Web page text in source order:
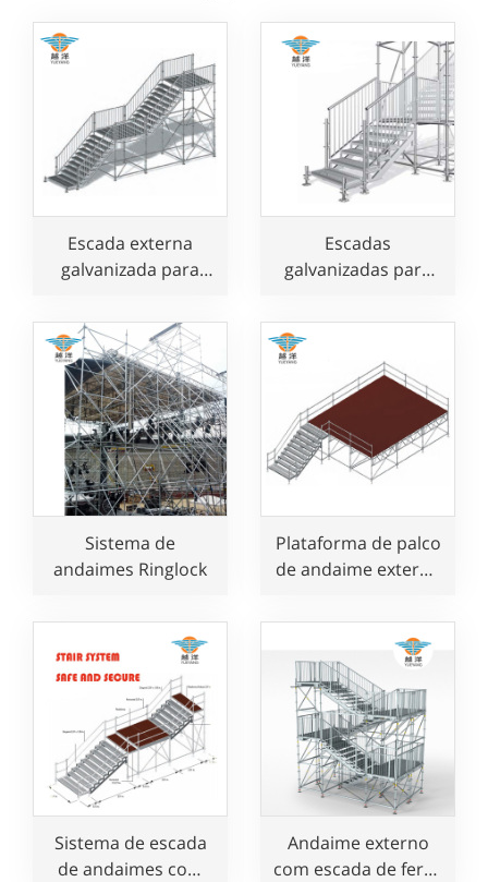
Escada externa
galvanizada para
Escadas
galvanizadas para
uso em eventos
Sistema de
andaimes Ringlock
Plataforma de palco
de andaime externo
eventos
Sistema de escada
de andaimes com
Andaime externo
com escada de ferro